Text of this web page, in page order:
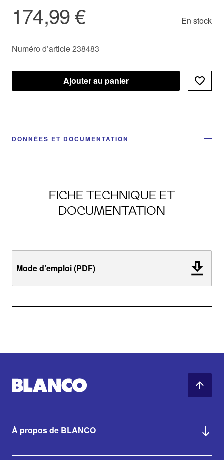
174,99 € En stock
Numéro d’article 238483
Ajouter au panier
DONNÉES ET DOCUMENTATION
FICHE TECHNIQUE ET
DOCUMENTATION
Mode d’emploi (PDF)
À propos de BLANCO